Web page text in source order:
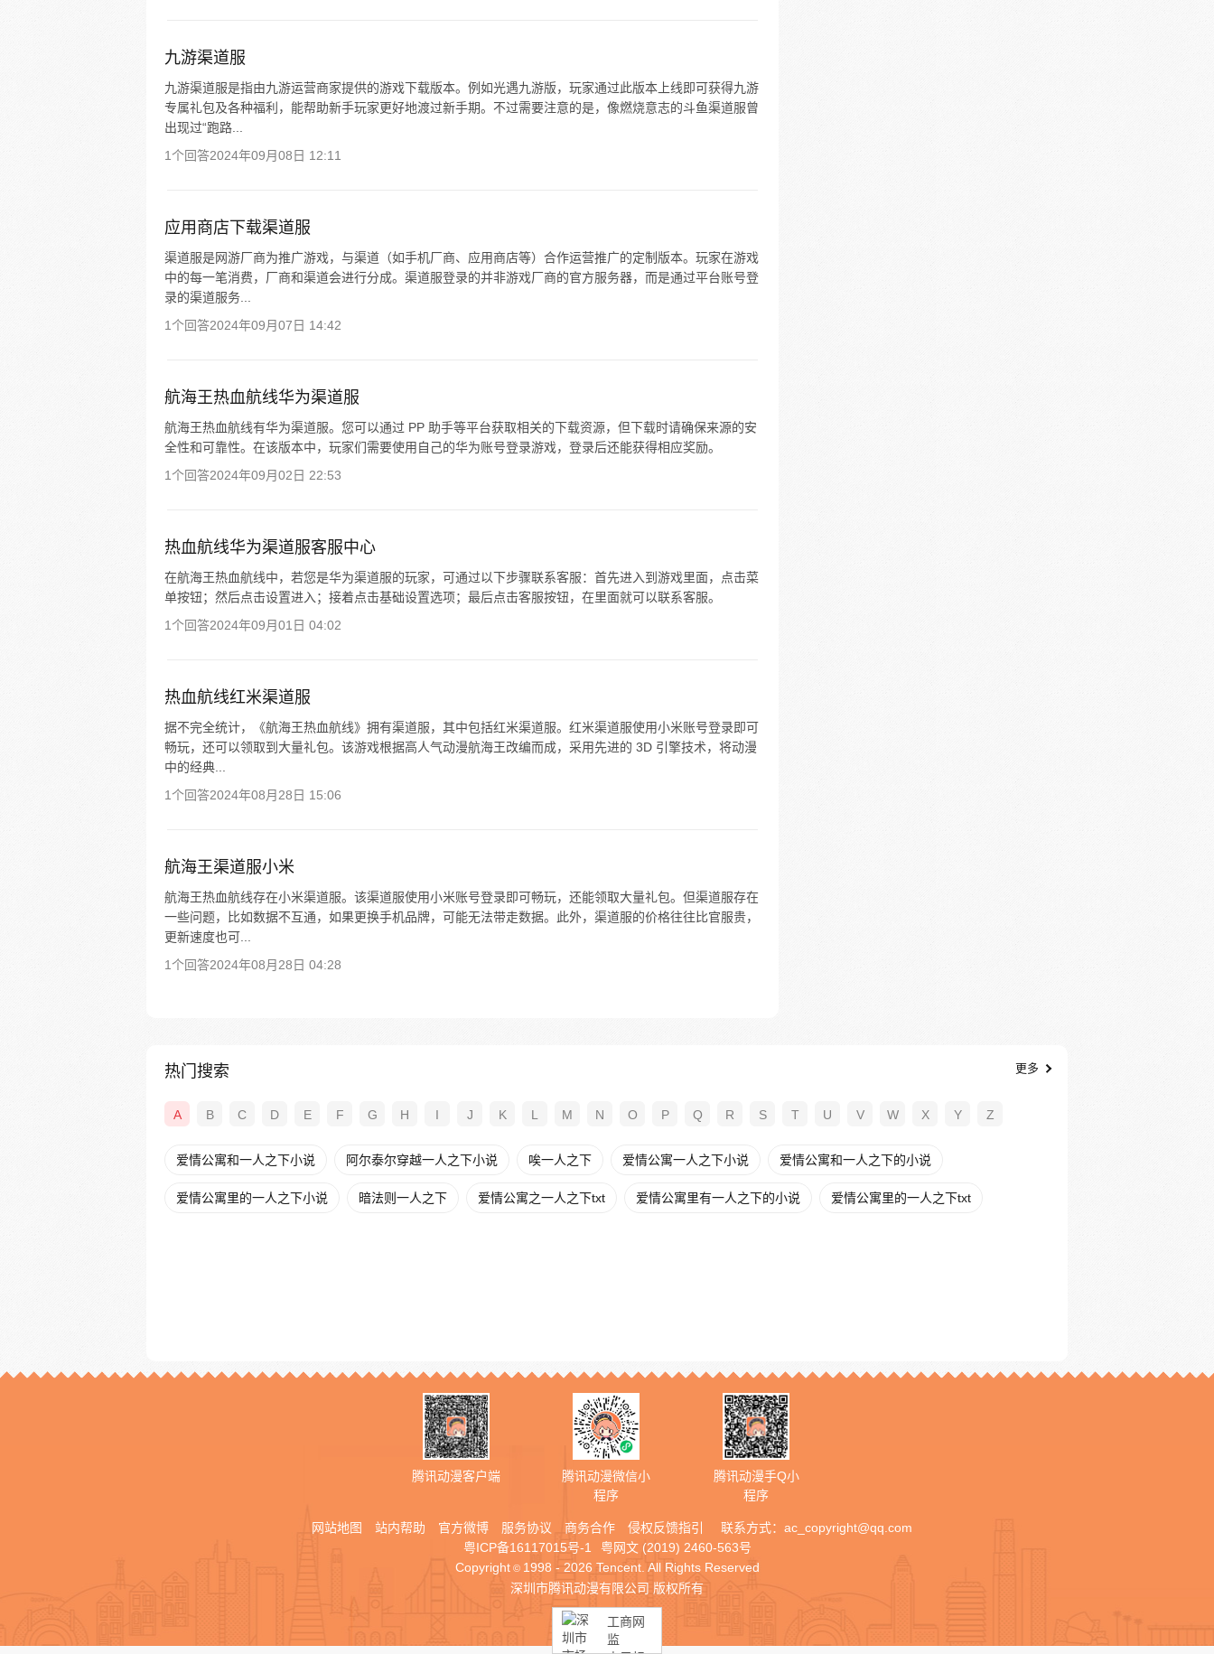
九游渠道服
九游渠道服是指由九游运营商家提供的游戏下载版本。例如光遇九游版，玩家通过此版本上线即可获得九游
专属礼包及各种福利，能帮助新手玩家更好地渡过新手期。不过需要注意的是，像燃烧意志的斗鱼渠道服曾
出现过“跑路...
1个回答2024年09月08日 12:11
应用商店下载渠道服
渠道服是网游厂商为推广游戏，与渠道（如手机厂商、应用商店等）合作运营推广的定制版本。玩家在游戏
中的每一笔消费，厂商和渠道会进行分成。渠道服登录的并非游戏厂商的官方服务器，而是通过平台账号登
录的渠道服务...
1个回答2024年09月07日 14:42
航海王热血航线华为渠道服
航海王热血航线有华为渠道服。您可以通过 PP 助手等平台获取相关的下载资源，但下载时请确保来源的安
全性和可靠性。在该版本中，玩家们需要使用自己的华为账号登录游戏，登录后还能获得相应奖励。
1个回答2024年09月02日 22:53
热血航线华为渠道服客服中心
在航海王热血航线中，若您是华为渠道服的玩家，可通过以下步骤联系客服：首先进入到游戏里面，点击菜
单按钮；然后点击设置进入；接着点击基础设置选项；最后点击客服按钮，在里面就可以联系客服。
1个回答2024年09月01日 04:02
热血航线红米渠道服
据不完全统计，《航海王热血航线》拥有渠道服，其中包括红米渠道服。红米渠道服使用小米账号登录即可
畅玩，还可以领取到大量礼包。该游戏根据高人气动漫航海王改编而成，采用先进的 3D 引擎技术，将动漫
中的经典...
1个回答2024年08月28日 15:06
航海王渠道服小米
航海王热血航线存在小米渠道服。该渠道服使用小米账号登录即可畅玩，还能领取大量礼包。但渠道服存在
一些问题，比如数据不互通，如果更换手机品牌，可能无法带走数据。此外，渠道服的价格往往比官服贵，
更新速度也可...
1个回答2024年08月28日 04:28
热门搜索 更多
A B C D E F G H I J K L M N O P Q R S T U V W X Y Z
爱情公寓和一人之下小说 阿尔泰尔穿越一人之下小说 唉一人之下 爱情公寓一人之下小说 爱情公寓和一人之下的小说
爱情公寓里的一人之下小说 暗法则一人之下 爱情公寓之一人之下txt 爱情公寓里有一人之下的小说 爱情公寓里的一人之下txt
腾讯动漫客户端
腾讯动漫微信小
程序
腾讯动漫手Q小
程序
网站地图 站内帮助 官方微博 服务协议 商务合作 侵权反馈指引 联系方式： ac_copyright@qq.com
粤ICP备16117015号-1
粤网文 (2019) 2460-563号
Copyright © 1998 - 2026 Tencent. All Rights Reserved
深圳市腾讯动漫有限公司 版权所有
工商网
监